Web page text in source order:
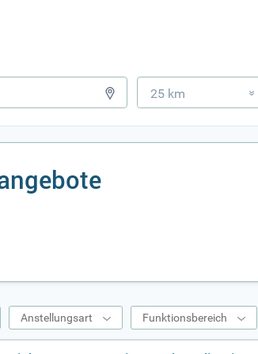
25 km »
Anstellungsart Funktionsbereich